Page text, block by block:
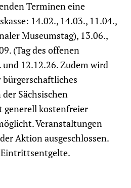
Terminen eine
14.02., 14.03., 11.04.,
Museumstag), 13.06.,
(Tag des offenen
12.12.26. Zudem wird
Sächsischen
generell kostenfreier
Veranstaltungen
Aktion ausgeschlossen.